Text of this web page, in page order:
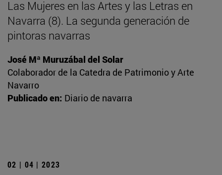
Las Mujeres en las Artes y las Letras en
Navarra (8). La segunda generación de
pintoras navarras
José Mª Muruzábal del Solar
Colaborador de la Catedra de Patrimonio y Arte
Navarro
Publicado en: Diario de navarra
02 | 04 | 2023